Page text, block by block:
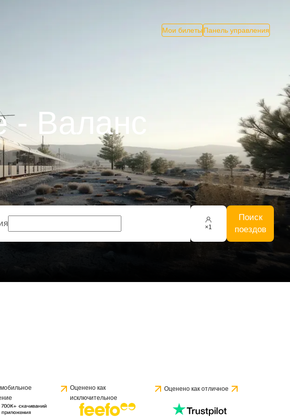
Мои билеты Панель управления
Валанс
×1
Поиск
поездов
Оценено как
исключительное
Оценено как отличное